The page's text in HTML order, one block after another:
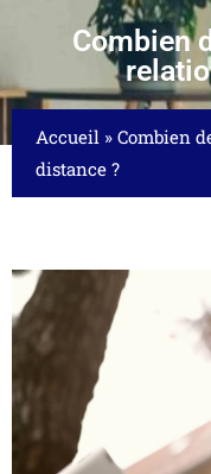
Combien
Accueil » Combien
distance ?